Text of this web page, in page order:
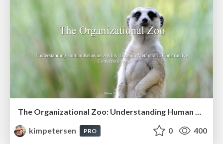
kimpetersen
PRO 0 400